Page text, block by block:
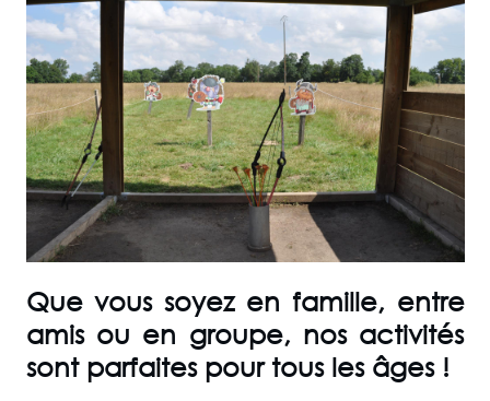
Que vous soyez en famille, entre
amis ou en groupe, nos activités
sont parfaites pour tous les âges !